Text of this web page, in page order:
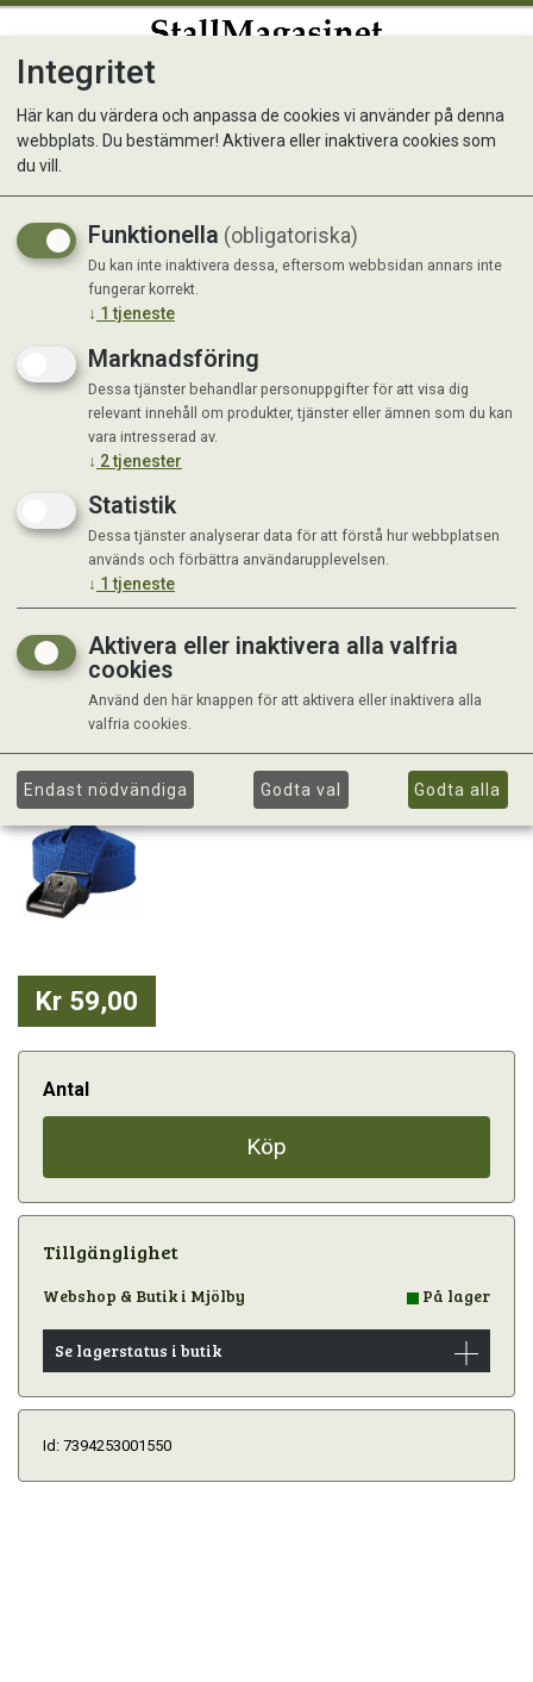
Spännband 20X500mm BLÅ,
2-PAK
Kr 59,00
Antal
Köp
Tillgänglighet
Webshop & Butik i Mjölby På lager
Se lagerstatus i butik
Id: 7394253001550
Integritet
Här kan du värdera och anpassa de cookies vi använder på denna
webbplats. Du bestämmer! Aktivera eller inaktivera cookies som
du vill.
Funktionella (obligatoriska)
Du kan inte inaktivera dessa, eftersom webbsidan annars inte
fungerar korrekt.
↓ 1 tjeneste
Marknadsföring
Dessa tjänster behandlar personuppgifter för att visa dig
relevant innehåll om produkter, tjänster eller ämnen som du kan
vara intresserad av.
↓ 2tjenester
Statistik
Dessa tjänster analyserar data för att förstå hur webbplatsen
används och förbättra användarupplevelsen.
↓ 1 tjeneste
Aktivera eller inaktivera alla valfria
cookies
Använd den här knappen för att aktivera eller inaktivera alla
valfria cookies.
Endast nödvändiga Godta val Godta alla